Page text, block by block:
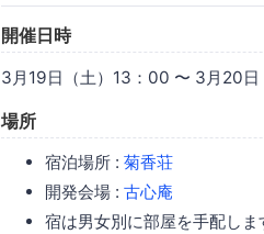
開催日時
3月19日（土）13：00 〜 3月20日
場所
宿泊場所 : 菊香荘
開発会場 : 古心庵
宿は男女別に部屋を手配しま